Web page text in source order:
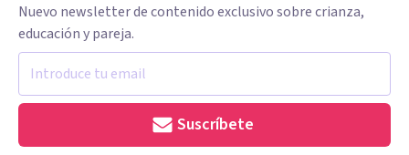
Nuevo newsletter de contenido exclusivo sobre crianza,
educación y pareja.
Suscríbete